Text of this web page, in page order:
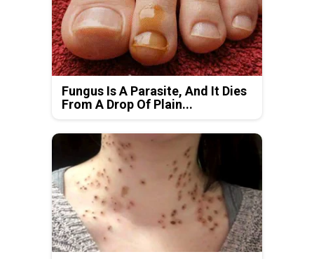
Fungus Is A Parasite, And It Dies
From A Drop Of Plain...